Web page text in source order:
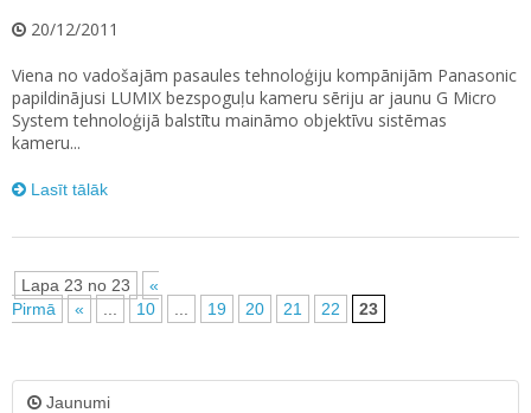
20/12/2011
Viena no vadošajām pasaules tehnoloģiju kompānijām Panasonic
papildinājusi LUMIX bezspoguļu kameru sēriju ar jaunu G Micro
System tehnoloģijā balstītu maināmo objektīvu sistēmas
kameru...
Lasīt tālāk
Lapa 23 no 23
«
Pirmā
« 10 19 20 21 22 23
Jaunumi